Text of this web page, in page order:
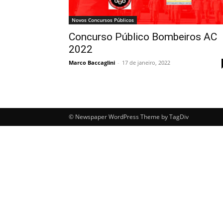
Novos Concursos Públicos
Concurso Público Bombeiros AC
2022
Marco Baccaglini - 17 de janeiro, 2022
© Newspaper WordPress Theme by TagDiv